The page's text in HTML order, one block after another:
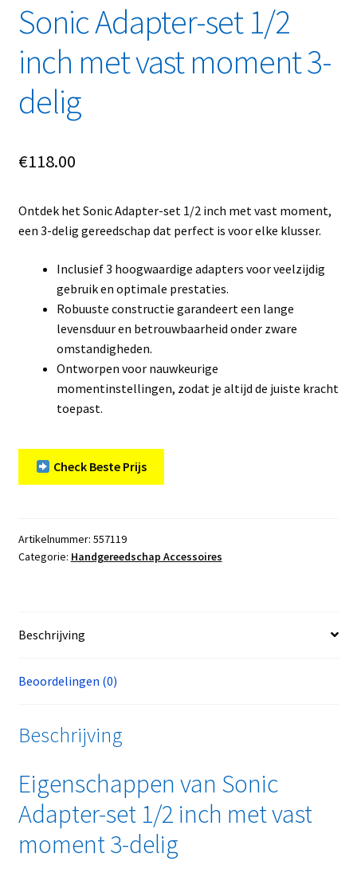
Privacybeleid
Retourbeleid
Videos
Sonic Adapter-set 1/2
inch met vast moment 3-
delig
€118.00
Ontdek het Sonic Adapter-set 1/2 inch met vast moment,
een 3-delig gereedschap dat perfect is voor elke klusser.
Inclusief 3 hoogwaardige adapters voor veelzijdig
gebruik en optimale prestaties.
Robuuste constructie garandeert een lange
levensduur en betrouwbaarheid onder zware
omstandigheden.
Ontworpen voor nauwkeurige
momentinstellingen, zodat je altijd de juiste kracht
toepast.
Check Beste Prijs
Artikelnummer: 557119
Categorie: Handgereedschap Accessoires
Beschrijving
Beoordelingen (0)
Beschrijving
Eigenschappen van Sonic
Adapter-set 1/2 inch met vast
moment 3-delig